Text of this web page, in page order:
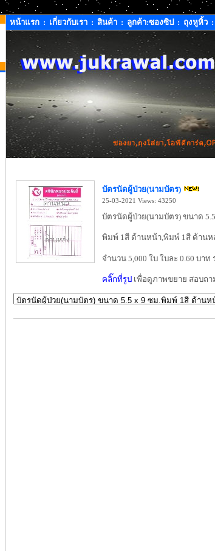
หน้าแรก: เกี่ยวกับเรา: สินค้า: ลูกค้า:ซองซิป : ถุงหูหิ้ว:
บัตรนัดผู้ป่วย(นามบัตร)
25-03-2021 Views: 43250
บัตรนัดผู้ป่วย(นามบัตร) ขนาด
พิมพ์ 1สี ด้านหน้า,พิมพ์ 1สี ด้านห
จำนวน 5,000 ใบ ใบละ 0.60 บาท
คลิ๊กที่รูป เพื่อดูภาพขยาย สอบถา